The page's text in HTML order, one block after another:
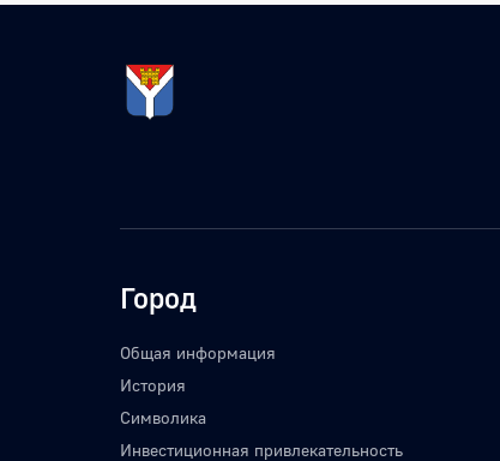
Город
Общая информация
История
Символика
Инвестиционная привлекательность